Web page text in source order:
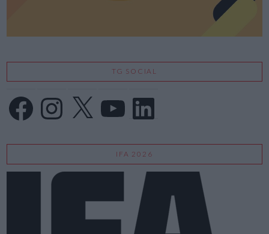
TG SOCIAL
FacebookInstagram
X LinkedIn
IFA 2026